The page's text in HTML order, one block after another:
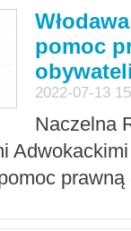
pomoc
2022-07-13
Naczelna
Adwokackimi